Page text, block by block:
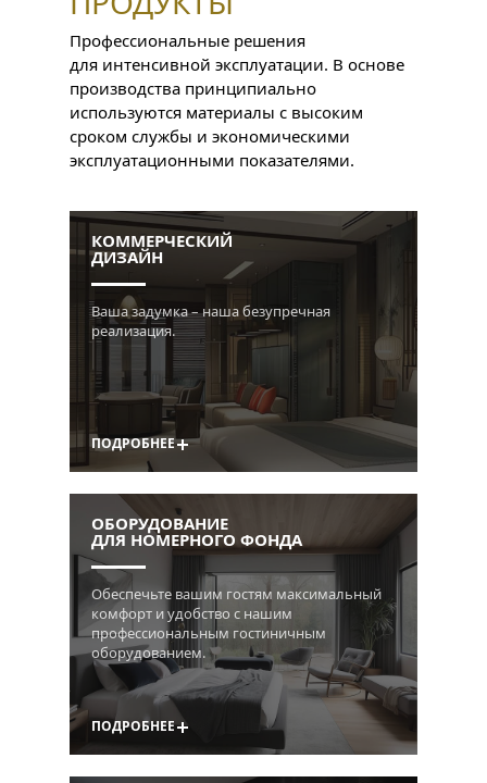
Профессиональные решения
для интенсивной эксплуатации. В основе
производства принципиально
используются материалы с высоким
сроком службы и экономическими
эксплуатационными показателями.
ОБОРУДОВАНИЕ
ДЛЯ НОМЕРНОГО ФОНДА
ПОДРОБНЕЕ
Обеспечьте вашим гостям максимальный
комфорт и удобство с нашим
профессиональным гостиничным
оборудованием.
КОММЕРЧЕСКИЙ
ДИЗАЙН
ПОДРОБНЕЕ
Ваша задумка – наша безупречная
реализация.